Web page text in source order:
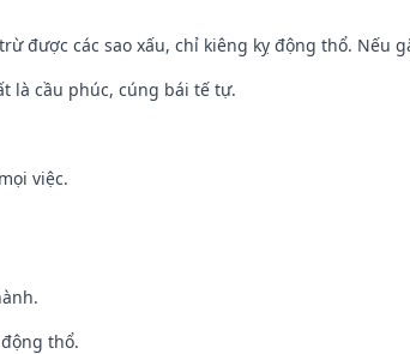
được các sao xấu, chỉ kiêng kỵ động thổ. Nếu
là cầu phúc, cúng bái tế tự.
việc.
thổ.